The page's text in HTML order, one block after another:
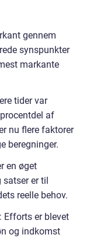
gennem
synspunkter
markante
tider var
af
nu flere faktorer
beregninger.
en øget
er til
reelle behov.
er blevet
og indkomst